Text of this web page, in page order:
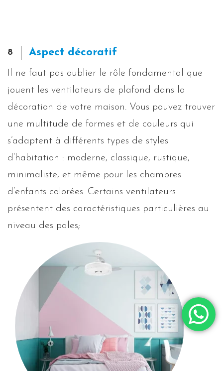
8 Aspect décoratif
Il ne faut pas oublier le rôle fondamental que
jouent les ventilateurs de plafond dans la
décoration de votre maison. Vous pouvez trouver
une multitude de formes et de couleurs qui
s’adaptent à différents types de styles
d’habitation : moderne, classique, rustique,
minimaliste, et même pour les chambres
d’enfants colorées. Certains ventilateurs
présentent des caractéristiques particulières au
niveau des pales;